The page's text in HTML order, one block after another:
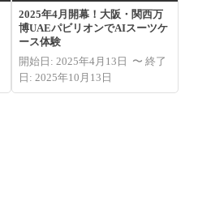
2025年4月開幕！大阪・関西万
博UAEパビリオンでAIスーツケ
ース体験
開始日: 2025年4月13日 〜 終了
日: 2025年10月13日